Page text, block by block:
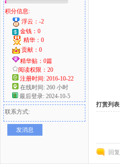
好
积分信息:
浮云：-2
金钱：0
精华：0
贡献：0
精华贴：0篇
阅读权限：20
注册时间: 2016-10-22
在线时间: 260 小时
最后登录: 2024-10-5
联系方式:
发消息
打赏列表
回复